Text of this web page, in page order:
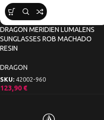
DRAGON MERIDIEN LUMALENS
SUNGLASSES ROB MACHADO
RESIN
DRAGON
SKU: 42002-960
123,90 €